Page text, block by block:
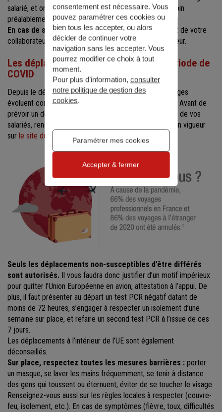
salarié, et orientez-le vers un hôpital ou un centre de soin
préalablement repéré.
En cas de situation grave :organisez le rapatriement de votre
collaborateur en vous mettant en lien avec votre assureur.
Les déplacements professionnels en période de
COVID
Depuis le début de la pandémie, les consignes de voyages
évoluent constamment, et dépendent des destinations. Avant de
prévoir un déplacement professionnel pour vous ou l’un de vos
salariés, renseignez-vous sur les dernières consignes en vigueur
sur le site du ministère de l’Intérieur
Seuls les déplacements non-susceptibles d’être différés
sont autorisés. Il vous faudra donc justifier d’un motif impérieux
pour quitter l’Union Européenne en avion, attestation à l’appui. De
plus, il faut présenter au départ un test PCR négatif datant de
moins de 72 heures, s’engager à respecter un isolement d’une
semaine sur place, et refaire un second test PCR à l’issue de ces
7 jours.
Les déplacements à l’intérieur de l’UE sont également
déconseillés.
Sur place, respectez toutes les mesures barrières : porter
un masque, se laver les mains fréquemment, se tenir à distance
des gens qui toussent ou éternuent, éviter de se toucher le visage.
Renseignez-vous aussi sur les règles locales à respecter (couvre-
feu, isolement, etc.). En cas de symptômes (fièvre, toux, difficultés
consentement est nécessaire. Vous
pouvez paramétrer ces cookies ou
bien tous les accepter, ou alors
décider de continuer votre
navigation sans les accepter. Vous
pourrez modifier ce choix à tout
moment.
Pour plus d’information, consulter
notre politique de gestion des
cookies.
Paramétrer mes cookies
Accepter & fermer